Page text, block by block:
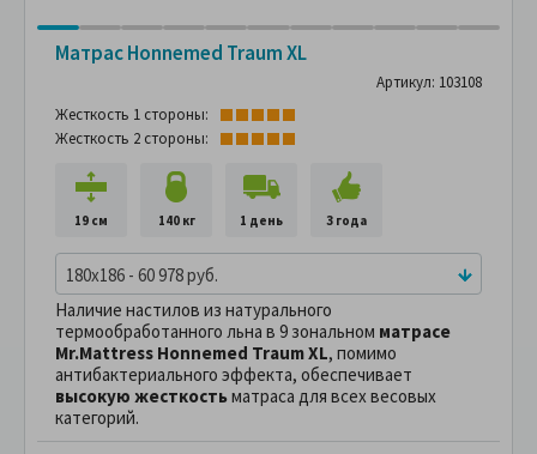
Матрас Hоnnemed Traum XL
Артикул: 103108
Жесткость 1 стороны:
Жесткость 2 стороны:
19 см 140 кг 1 день 3 года
180x186 - 60 978 руб.
Наличие настилов из натурального
термообработанного льна в 9 зональном матрасе
Mr.Mattress Hоnnemed Traum XL, помимо
антибактериального эффекта, обеспечивает
высокую жесткостьматраса для всех весовых
категорий.